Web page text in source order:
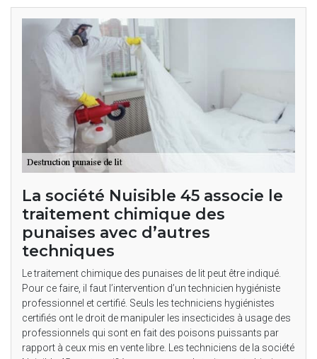
La société Nuisible 45 associe le
traitement chimique des
punaises avec d’autres
techniques
Le traitement chimique des punaises de lit peut être indiqué.
Pour ce faire, il faut l’intervention d’un technicien hygiéniste
professionnel et certifié. Seuls les techniciens hygiénistes
certifiés ont le droit de manipuler les insecticides à usage des
professionnels qui sont en fait des poisons puissants par
rapport à ceux mis en vente libre. Les techniciens de la société